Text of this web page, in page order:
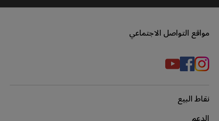
مواقع التواصل الاجتماعي
نقاط البيع
الدعم